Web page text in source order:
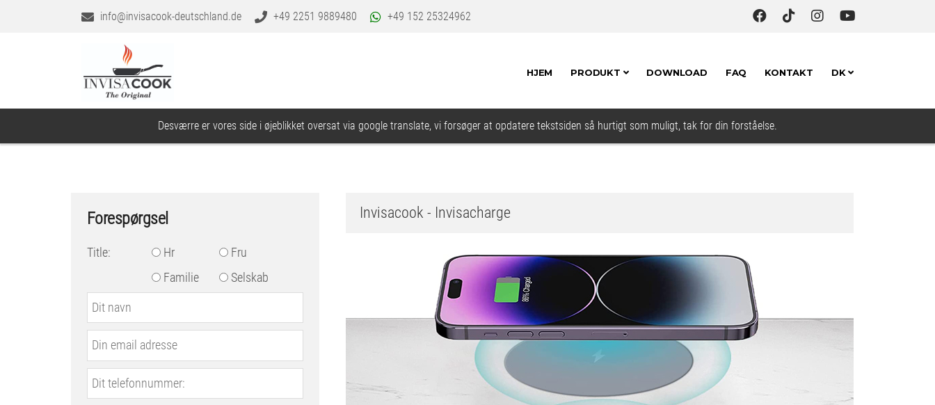
info@invisacook-deutschland.de +49 2251 9889480 +49 152 25324962
HJEM PRODUKT DOWNLOAD FAQ KONTAKT DK
Desværre er vores side i øjeblikket oversat via google translate, vi forsøger at opdatere tekstsiden så hurtigt som muligt, tak for din forståelse.
Forespørgsel
Title: Hr
Fru
Familie
Selskab
Invisacook - Invisacharge